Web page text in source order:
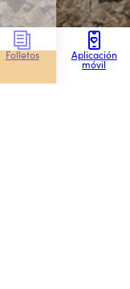
Folletos Aplicación
móvil